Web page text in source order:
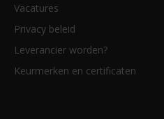
Vacatures
Privacy beleid
Leverancier worden?
Keurmerken en certificaten